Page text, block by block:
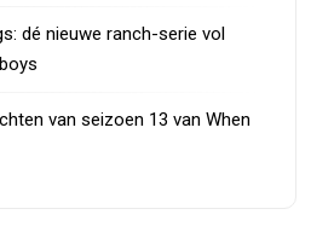
dé nieuwe ranch-serie vol
van seizoen 13 van When